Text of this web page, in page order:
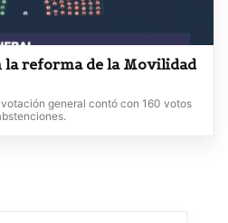
la reforma de la Movilidad
general contó con 160 votos